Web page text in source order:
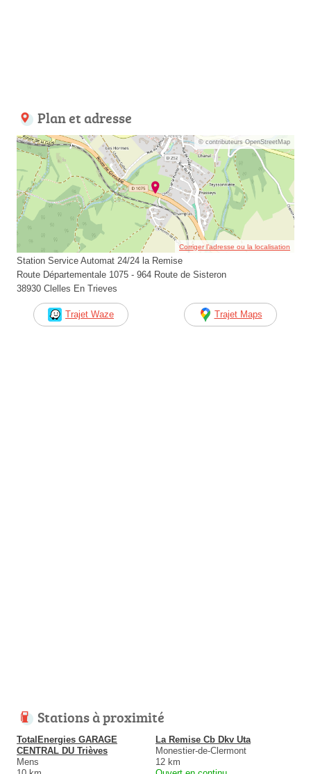
Plan et adresse
© contributeurs OpenStreetMap
Corriger l’adresse ou la localisation
Station Service Automat 24/24 la Remise
Route Départementale 1075 - 964 Route de Sisteron
38930 Clelles En Trieves
Trajet Waze Trajet Maps
Stations à proximité
TotalEnergies GARAGE
CENTRAL DU Trièves
Mens
La Remise Cb Dkv Uta
Monestier-de-Clermont
12 km